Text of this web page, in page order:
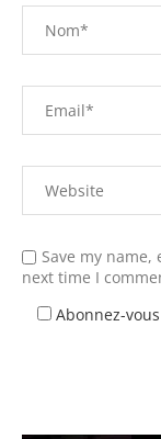
Save my
next time I
Abonnez-